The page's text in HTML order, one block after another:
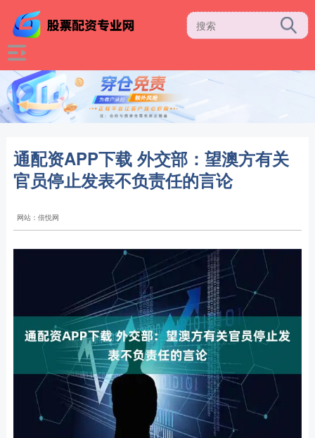
通配资APP下载 外交部：望澳方有关
官员停止发表不负责任的言论
网站：倍悦网